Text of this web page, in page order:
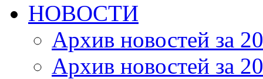
НОВОСТИ
Архив новостей за
Архив новостей за